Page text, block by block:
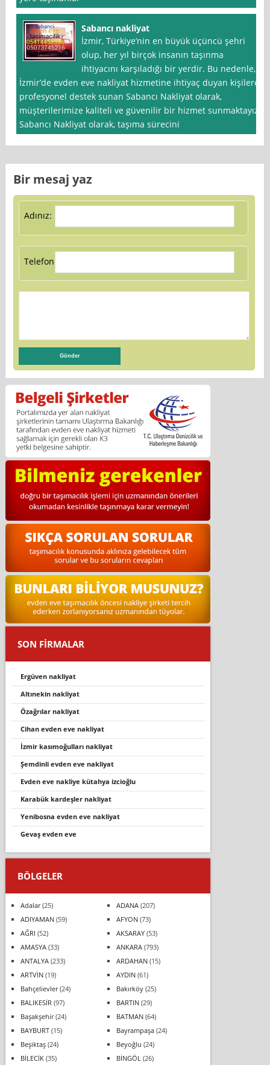
Sabancı nakliyat
İzmir, Türkiye’nin en büyük üçüncü şehri
olup, her yıl birçok insanın taşınma
ihtiyacını karşıladığı bir yerdir. Bu nedenle,
İzmir’de evden eve nakliyat hizmetine ihtiyaç duyan kişilere
profesyonel destek sunan Sabancı Nakliyat olarak,
müşterilerimize kaliteli ve güvenilir bir hizmet sunmaktayız.
Sabancı Nakliyat olarak, taşıma sürecini
Bir mesaj yaz
Adınız:
Telefon:
SON FİRMALAR
ergüven nakli̇yat
altineki̇n nakli̇yat
özağrılar nakliyat
cihan evden eve nakliyat
izmir kasımoğulları nakliyat
şemdi̇nli̇ evden eve nakli̇yat
evden eve nakliye kütahya izcioğlu
karabük kardeşler nakliyat
yeni̇bosna evden eve nakli̇yat
gevaş evden eve
BÖLGELER
Adalar(25) ADANA(207)
ADIYAMAN(59) AFYON(73)
AĞRI (52) AKSARAY(53)
AMASYA(33) ANKARA(793)
ANTALYA(233) ARDAHAN(15)
ARTVİN(19) AYDIN(61)
Bahçelievler(24) Bakırköy(25)
BALIKESİR (97) BARTIN(29)
Başakşehir(24) BATMAN(64)
BAYBURT(15) Bayrampaşa(24)
Beşiktaş(24) Beyoğlu (24)
BİLECİK(35) BİNGÖL (26)